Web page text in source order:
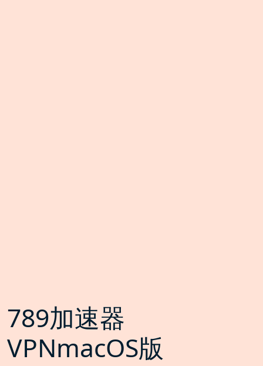
789加速器
VPNmacOS版